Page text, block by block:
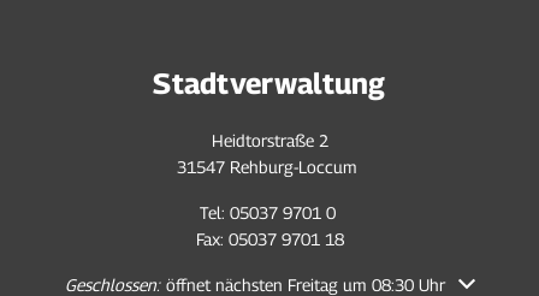
Stadtverwaltung
Heidtorstraße 2
31547 Rehburg-Loccum
Tel: 05037 9701 0
Fax: 05037 9701 18
Klicken, um weitere Öffnungs- oder Schließzeiten auszublenden
Geschlossen: öffnet nächsten Freitag um 08:30 Uhr